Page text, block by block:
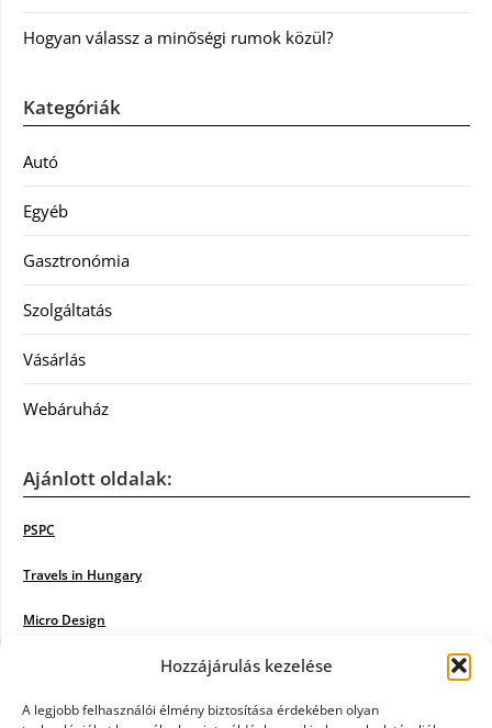
Hozzájárulás kezelése
A legjobb felhasználói élmény biztosítása érdekében olyan
Hogyan válassz a minőségi rumok közül?
Kategóriák
Autó
Egyéb
Gasztronómia
Szolgáltatás
Vásárlás
Webáruház
Ajánlott oldalak:
PSPC
Travels in Hungary
Micro Design
Poiwiki